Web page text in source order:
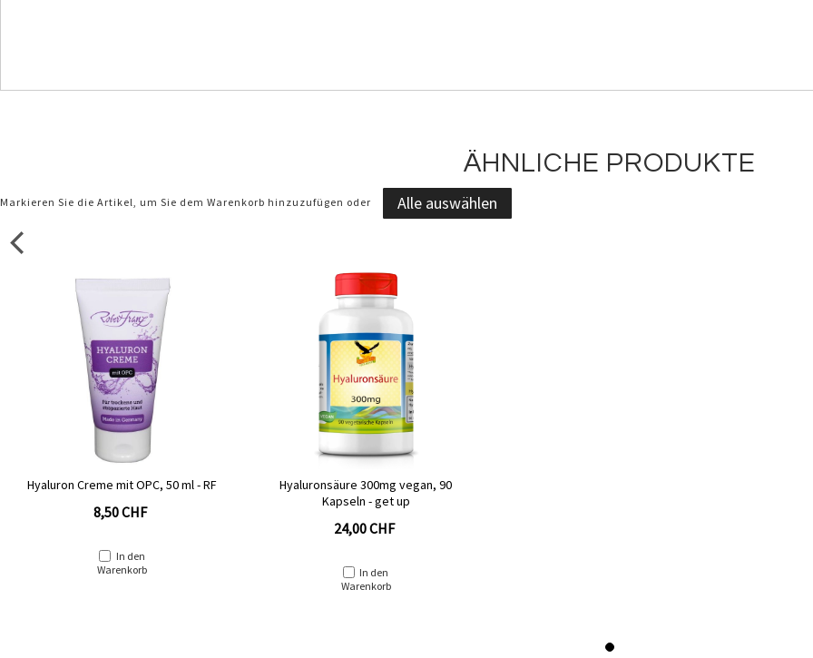
ÄHNLICHE PRODUKTE
Markieren Sie die Artikel, um Sie dem Warenkorb hinzuzufügen oder Alle auswählen
Hyaluron Creme mit OPC, 50 ml - RF
8,50 CHF
In den
Warenkorb
Hyaluronsäure 300mg vegan, 90
Kapseln - get up
24,00 CHF
In den
Warenkorb